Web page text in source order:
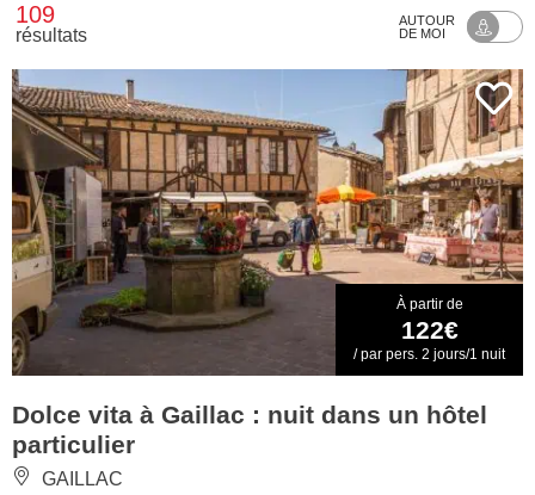
109
résultats
AUTOUR
DE MOI
À partir de
122€
/ par pers. 2 jours/1 nuit
Dolce vita à Gaillac : nuit dans un hôtel
particulier
GAILLAC